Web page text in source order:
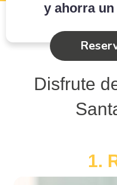
y ahorra
Disfrute
1.